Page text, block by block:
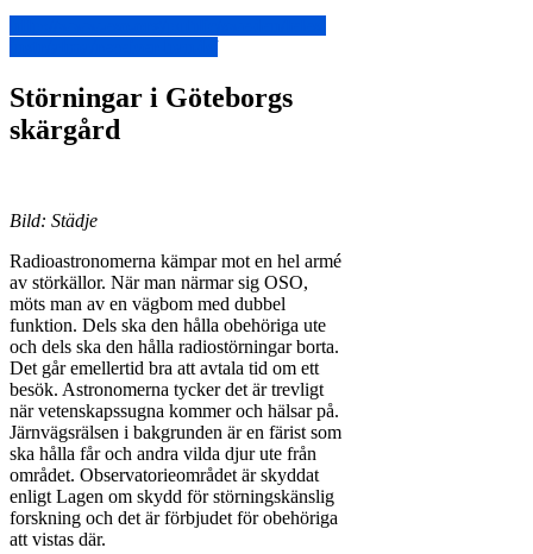
Störningar i Göteborgs
skärgård
Bild: Städje
Radioastronomerna kämpar mot en hel armé
av störkällor. När man närmar sig OSO,
möts man av en vägbom med dubbel
funktion. Dels ska den hålla obehöriga ute
och dels ska den hålla radiostörningar borta.
Det går emellertid bra att avtala tid om ett
besök. Astronomerna tycker det är trevligt
när vetenskapssugna kommer och hälsar på.
Järnvägsrälsen i bakgrunden är en färist som
ska hålla får och andra vilda djur ute från
området. Observatorieområdet är skyddat
enligt Lagen om skydd för störningskänslig
forskning och det är förbjudet för obehöriga
att vistas där.